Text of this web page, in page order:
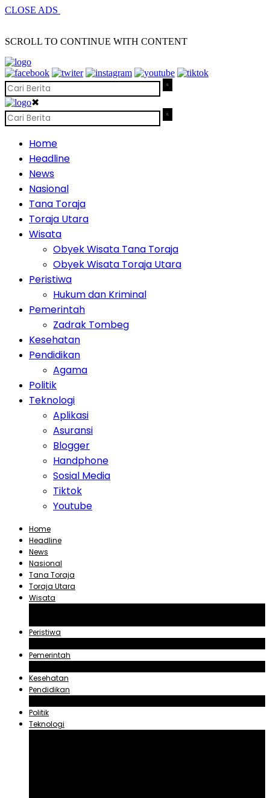
CLOSE ADS
SCROLL TO CONTINUE WITH CONTENT
✖
Home
Headline
News
Nasional
Tana Toraja
Toraja Utara
Wisata
Obyek Wisata Tana Toraja
Obyek Wisata Toraja Utara
Peristiwa
Hukum dan Kriminal
Pemerintah
Zadrak Tombeg
Kesehatan
Pendidikan
Agama
Politik
Teknologi
Aplikasi
Asuransi
Blogger
Handphone
Sosial Media
Tiktok
Youtube
Home
Headline
News
Nasional
Tana Toraja
Toraja Utara
Wisata
Peristiwa
Pemerintah
Kesehatan
Pendidikan
Politik
Teknologi